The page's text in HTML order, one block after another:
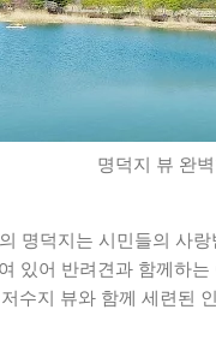
명덕지 뷰 완
명덕지는 시민들의 사
있어 반려견과 함께하
수지 뷰와 함께 세련된